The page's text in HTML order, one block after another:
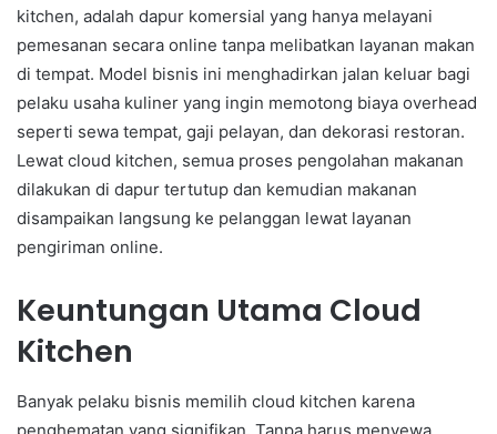
kitchen, adalah dapur komersial yang hanya melayani
pemesanan secara online tanpa melibatkan layanan makan
di tempat. Model bisnis ini menghadirkan jalan keluar bagi
pelaku usaha kuliner yang ingin memotong biaya overhead
seperti sewa tempat, gaji pelayan, dan dekorasi restoran.
Lewat cloud kitchen, semua proses pengolahan makanan
dilakukan di dapur tertutup dan kemudian makanan
disampaikan langsung ke pelanggan lewat layanan
pengiriman online.
Keuntungan Utama Cloud
Kitchen
Banyak pelaku bisnis memilih cloud kitchen karena